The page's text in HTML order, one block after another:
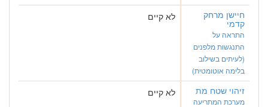
חיישן מרחק
קדמי
התראה על
התנגשות מלפנים
(לעיתים בשילוב
בלימה אוטומטית)
לא קיים
זיהוי שטח מת
מערכת המתריעה
לא קיים